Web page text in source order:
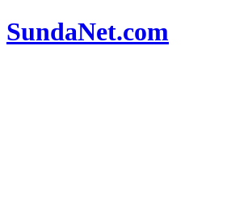
SundaNet.com